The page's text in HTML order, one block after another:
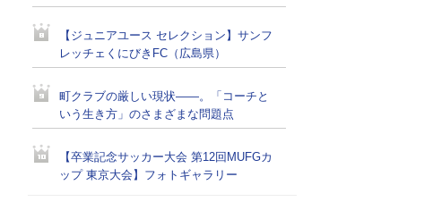
【ジュニアユース セレクション】サンフ
レッチェくにびきFC（広島県）
町クラブの厳しい現状――。「コーチと
いう生き方」のさまざまな問題点
【卒業記念サッカー大会 第12回MUFGカ
ップ 東京大会】フォトギャラリー